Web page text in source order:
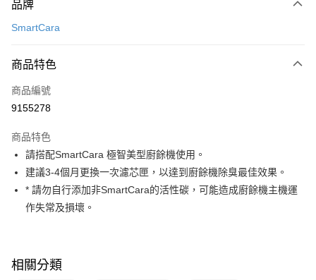
信用卡一次付款
3 期 0 利率 每期
合作金庫商業銀行
上海商業儲蓄銀行
臺灣中小企業銀行
匯豐（台灣）商業銀行
華泰商業銀行
聯邦商業銀行
遠東國際商業銀行
元大商業銀行
永豐商業銀行
玉山商業銀行
合作金庫商業銀行
上海商業儲蓄銀行
國泰世華商業銀行
兆豐國際商業銀行
匯豐（台灣）商業銀行
華泰商業銀行
聯邦商業銀行
遠東國際商業銀行
元大商業銀行
即享券
LINE Pay
Apple Pay
街口支付
Google Pay
運送方式
品牌
SmartCara
商品特色
商品編號
9155278
商品特色
請搭配SmartCara 極智美型廚餘機使用。
建議3-4個月更換一次濾芯匣，以達到廚餘機除臭最佳效果。
* 請勿自行添加非SmartCara的活性碳，可能造成廚餘機主機運
作失常及損壞。
相關分類